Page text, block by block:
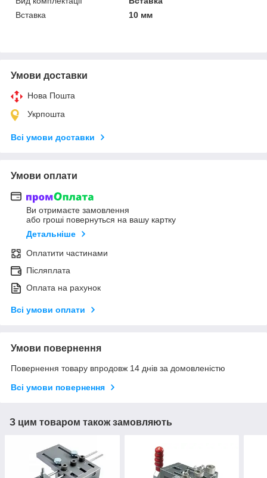
Вставка
10 мм
Умови доставки
Нова Пошта
Укрпошта
Всі умови доставки
Умови оплати
Ви отримаєте замовлення
або гроші повернуться на вашу картку
Детальніше
Оплатити частинами
Післяплата
Оплата на рахунок
Всі умови оплати
Умови повернення
Повернення товару впродовж 14 днів за домовленістю
Всі умови повернення
З цим товаром також замовляють